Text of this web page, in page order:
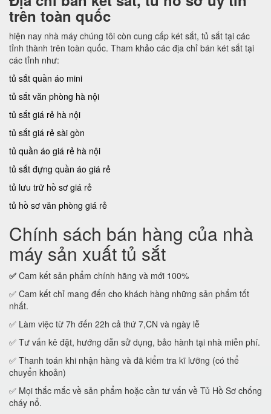
trên toàn quốc
hiện nay nhà máy chúng tôi còn cung cấp két sắt, tủ sắt tại các
tỉnh thành trên toàn quốc. Tham khảo các địa chỉ bán két sắt tại
các tỉnh như:
tủ sắt quần áo mini
tủ sắt văn phòng hà nội
tủ sắt giá rẻ hà nội
tủ sắt giá rẻ sài gòn
tủ quần áo giá rẻ hà nội
tủ sắt đựng quần áo giá rẻ
tủ lưu trữ hồ sơ giá rẻ
tủ hồ sơ văn phòng giá rẻ
Chính sách bán hàng của nhà
máy sản xuất tủ sắt
✅ Cam kết sản phẩm chính hãng và mới 100%
✅ Cam kết chỉ mang đến cho khách hàng những sản phẩm tốt
nhất.
✅ Làm việc từ 7h đến 22h cả thứ 7,CN và ngày lễ
✅ Tư vấn kê đặt, hướng dẫn sử dụng, bảo hành tại nhà miễn phí.
✅ Thanh toán khi nhận hàng và đã kiểm tra kĩ lưỡng (có thể
chuyển khoản)
✅ Mọi thắc mắc về sản phẩm hoặc cần tư vấn về Tủ Hồ Sơ chống
cháy nổ.